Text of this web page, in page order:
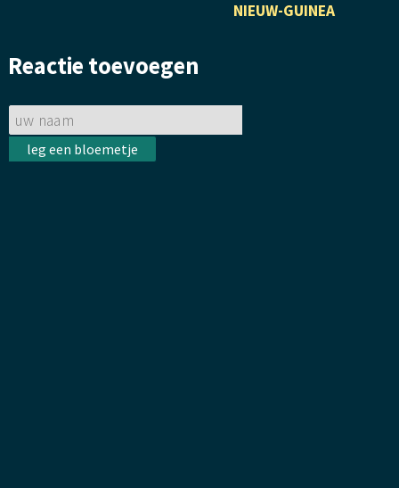
NIEUW-GUINEA
Reactie toevoegen